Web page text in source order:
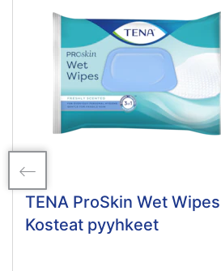
TENA ProSkin Wet Wipes |
Kosteat pyyhkeet